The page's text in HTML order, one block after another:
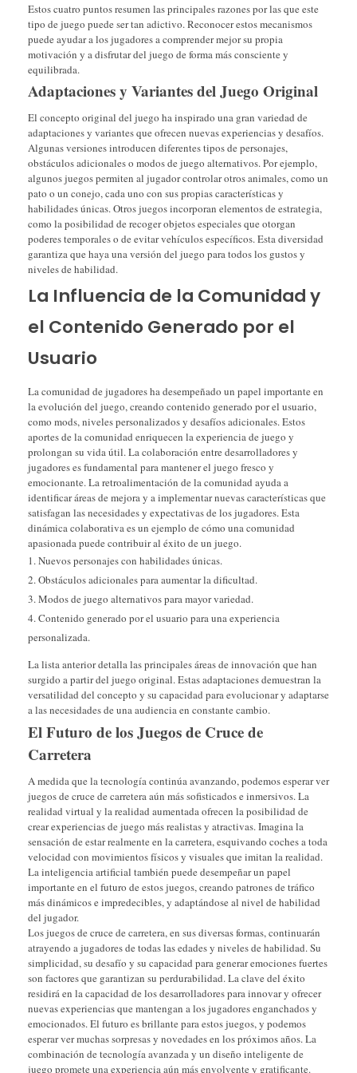
Estos cuatro puntos resumen las principales razones por las que este
tipo de juego puede ser tan adictivo. Reconocer estos mecanismos
puede ayudar a los jugadores a comprender mejor su propia
motivación y a disfrutar del juego de forma más consciente y
equilibrada.
Adaptaciones y Variantes del Juego Original
El concepto original del juego ha inspirado una gran variedad de
adaptaciones y variantes que ofrecen nuevas experiencias y desafíos.
Algunas versiones introducen diferentes tipos de personajes,
obstáculos adicionales o modos de juego alternativos. Por ejemplo,
algunos juegos permiten al jugador controlar otros animales, como un
pato o un conejo, cada uno con sus propias características y
habilidades únicas. Otros juegos incorporan elementos de estrategia,
como la posibilidad de recoger objetos especiales que otorgan
poderes temporales o de evitar vehículos específicos. Esta diversidad
garantiza que haya una versión del juego para todos los gustos y
niveles de habilidad.
La Influencia de la Comunidad y
el Contenido Generado por el
Usuario
La comunidad de jugadores ha desempeñado un papel importante en
la evolución del juego, creando contenido generado por el usuario,
como mods, niveles personalizados y desafíos adicionales. Estos
aportes de la comunidad enriquecen la experiencia de juego y
prolongan su vida útil. La colaboración entre desarrolladores y
jugadores es fundamental para mantener el juego fresco y
emocionante. La retroalimentación de la comunidad ayuda a
identificar áreas de mejora y a implementar nuevas características que
satisfagan las necesidades y expectativas de los jugadores. Esta
dinámica colaborativa es un ejemplo de cómo una comunidad
apasionada puede contribuir al éxito de un juego.
Nuevos personajes con habilidades únicas.
Obstáculos adicionales para aumentar la dificultad.
Modos de juego alternativos para mayor variedad.
Contenido generado por el usuario para una experiencia
personalizada.
La lista anterior detalla las principales áreas de innovación que han
surgido a partir del juego original. Estas adaptaciones demuestran la
versatilidad del concepto y su capacidad para evolucionar y adaptarse
a las necesidades de una audiencia en constante cambio.
El Futuro de los Juegos de Cruce de
Carretera
A medida que la tecnología continúa avanzando, podemos esperar ver
juegos de cruce de carretera aún más sofisticados e inmersivos. La
realidad virtual y la realidad aumentada ofrecen la posibilidad de
crear experiencias de juego más realistas y atractivas. Imagina la
sensación de estar realmente en la carretera, esquivando coches a toda
velocidad con movimientos físicos y visuales que imitan la realidad.
La inteligencia artificial también puede desempeñar un papel
importante en el futuro de estos juegos, creando patrones de tráfico
más dinámicos e impredecibles, y adaptándose al nivel de habilidad
del jugador.
Los juegos de cruce de carretera, en sus diversas formas, continuarán
atrayendo a jugadores de todas las edades y niveles de habilidad. Su
simplicidad, su desafío y su capacidad para generar emociones fuertes
son factores que garantizan su perdurabilidad. La clave del éxito
residirá en la capacidad de los desarrolladores para innovar y ofrecer
nuevas experiencias que mantengan a los jugadores enganchados y
emocionados. El futuro es brillante para estos juegos, y podemos
esperar ver muchas sorpresas y novedades en los próximos años. La
combinación de tecnología avanzada y un diseño inteligente de
juego promete una experiencia aún más envolvente y gratificante.